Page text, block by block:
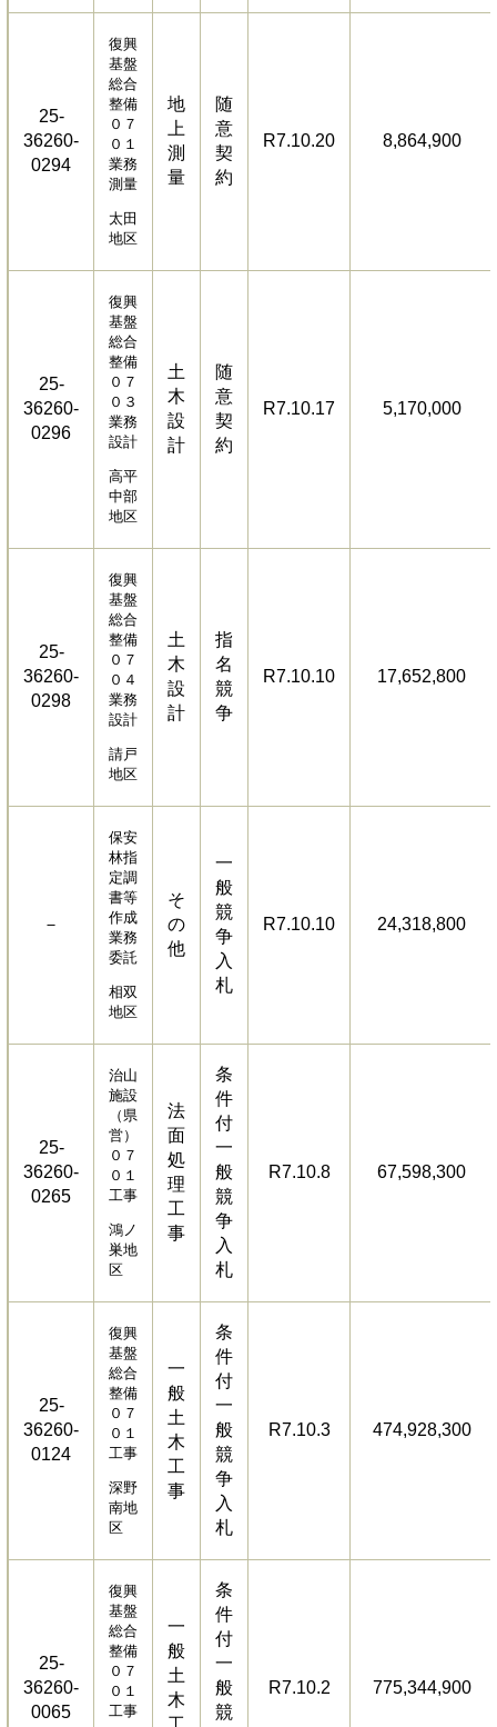
25-
36260-
0294
復興
基盤
総合
整備
０７
０１
業務
測量
太田
地区
地
上
測
量
随
意
契
約
R7.10.20 8,864,900
25-
36260-
0296
復興
基盤
総合
整備
０７
０３
業務
設計
高平
中部
地区
土
木
設
計
随
意
契
約
R7.10.17 5,170,000
25-
36260-
0298
復興
基盤
総合
整備
０７
０４
業務
設計
請戸
地区
土
木
設
計
指
名
競
争
R7.10.10 17,652,800
－
保安
林指
定調
書等
作成
業務
委託
相双
地区
そ
の
他
一
般
競
争
入
札
R7.10.10 24,318,800
25-
36260-
0265
治山
施設
（県
営）
０７
０１
工事
鴻ノ
巣地
区
法
面
処
理
工
事
条
件
付
一
般
競
争
入
札
R7.10.8 67,598,300
25-
36260-
0124
復興
基盤
総合
整備
０７
０１
工事
深野
南地
区
一
般
土
木
工
事
条
件
付
一
般
競
争
入
札
R7.10.3 474,928,300
25-
36260-
0065
復興
基盤
総合
整備
０７
０１
工事
一
般
土
木
条
件
付
一
般
競
R7.10.2 775,344,900